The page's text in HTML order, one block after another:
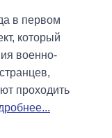
в первом
который
военно-
проходить